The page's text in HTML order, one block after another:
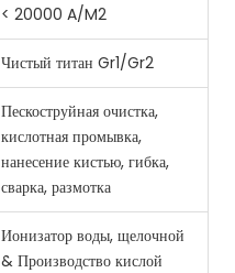
< 20000 A/M2
Чистый титан Gr1/Gr2
Пескоструйная очистка,
кислотная промывка,
нанесение кистью, гибка,
сварка, размотка
Ионизатор воды, щелочной
& Производство кислой